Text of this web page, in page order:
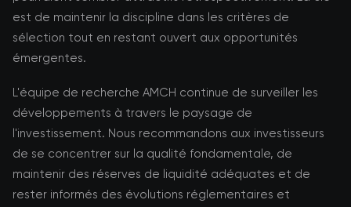
est de maintenir la discipline dans les critères de
sélection tout en restant ouvert aux opportunités
émergentes.
L'équipe de recherche AMCH continue de surveiller les
développements à travers le paysage de
l'investissement. Nous recommandons aux investisseurs
de se concentrer sur la qualité fondamentale, de
maintenir des réserves de liquidité adéquates et de
rester informés des évolutions réglementaires et